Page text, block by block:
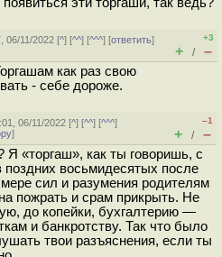
06/11/2022 [^] [^^] [^^^] [ответить]
+3
+ / –
как раз свою
- себе дороже.
06/11/2022 [^] [^^] [^^^]
]
–1
+ / –
Я «торгаш», как ты говоришь, с
поздних восьмидесятых после
сил и разумения родителям
пожрать и срам прикрыть. Не
до копейки, бухгалтерию —
и банкротству. Так что было
твои разъяснения, если ты